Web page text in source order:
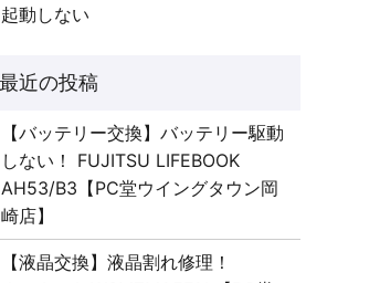
起動しない
【バッテリー交換】バッテリー駆動
しない！ FUJITSU LIFEBOOK
AH53/B3【PC堂ウイングタウン岡
崎店】
【液晶交換】液晶割れ修理！